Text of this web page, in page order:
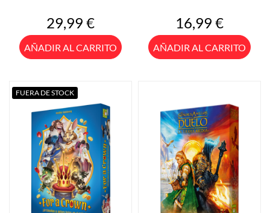
Precio
29,99 €
AÑADIR AL CARRITO
Precio
16,99 €
AÑADIR AL CARRITO
FUERA DE STOCK